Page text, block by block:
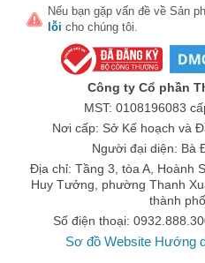
Nếu bạn gặp vấn đề về Sản
lỗi cho chúng tôi.
Công ty Cổ phần
MST: 0108196083
Nơi cấp: Sở Kế hoạch và
Người đại diện: Bà
Địa chỉ: Tầng 3, tòa A, Hoành
Huy Tưởng, phường Thanh
thành
Số điện thoại:
Sơ đồ Website Hướng